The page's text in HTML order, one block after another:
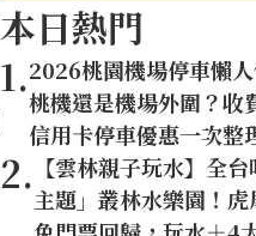
本日熱門
1.2026桃園機場停車懶
桃機還是機場外圍？收
信用卡停車優惠一次整
2. 【雲林親子玩水】全
主題」叢林水樂園！